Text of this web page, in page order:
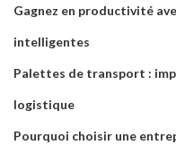
Gagnez en productivité
intelligentes
Palettes de transport :
logistique
Pourquoi choisir une